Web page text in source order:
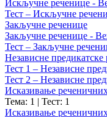
Искључне реченице -
Тест – Искључне
Закључне реченице
Закључне реченице -
Тест – Закључне
Независне
Тест 1 – Независне
Тест 2 – Независне
Исказивање
Тема: 1 | Тест: 1
Исказивање